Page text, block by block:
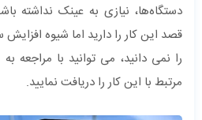
دستگاه‌ها، نیازی به عینک نداشته
قصد این کار را دارید اما شیوه
را نمی دانید، می توانید با
مرتبط با این کار را دریافت نمایید.